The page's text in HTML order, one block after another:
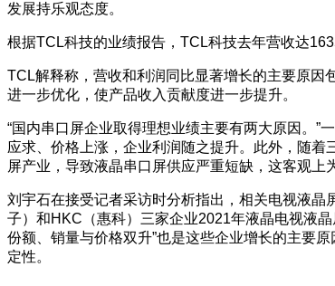
发展持乐观态度。
根据TCL科技的业绩报告，TCL科技去年营收达
TCL解释称，营收和利润同比显著增长的主要原因
进一步优化，使产品收入贡献度进一步提升。
“国内串口屏企业取得理想业绩主要有两大原因。
应求、价格上涨，企业利润随之提升。此外，随
屏产业，导致液晶串口屏供应严重短缺，这客观上
刘宇石在接受记者采访时分析指出，相关电视液
子）和HKC（惠科）三家企业2021年液晶电视液
份额、销量与价格双升”也是这些企业增长的主要
定性。